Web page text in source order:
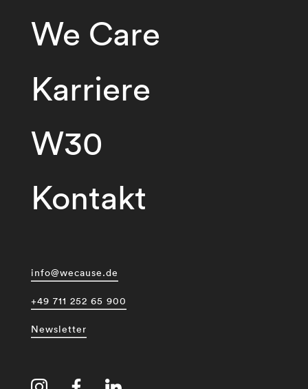
We Care
Karriere
W30
Kontakt
info@wecause.de
+49 711 252 65 900
Newsletter